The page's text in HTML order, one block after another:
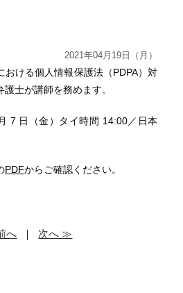
2021年04月19日（月）
おける個人情報保護法（PDPA）対
士が講師を務めます。
7 日（金）タイ時間 14:00／日本
PDFからご確認ください。
へ ｜ 次へ ≫